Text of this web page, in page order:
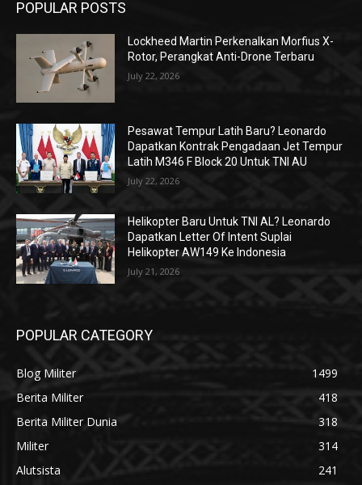
POPULAR POSTS
Lockheed Martin Perkenalkan Morfius X-
Rotor, Perangkat Anti-Drone Terbaru
July 22, 2026
Pesawat Tempur Latih Baru? Leonardo
Dapatkan Kontrak Pengadaan Jet Tempur
Latih M346 F Block 20 Untuk TNI AU
July 22, 2026
Helikopter Baru Untuk TNI AL? Leonardo
Dapatkan Letter Of Intent Suplai
Helikopter AW149 Ke Indonesia
July 21, 2026
POPULAR CATEGORY
Blog Militer
1499
Berita Militer
418
Berita Militer Dunia
318
Militer
314
Alutsista
241